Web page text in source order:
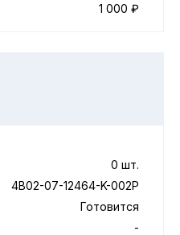
1 000 ₽
0 шт.
4B02-07-12464-K-002P
Готовится
-